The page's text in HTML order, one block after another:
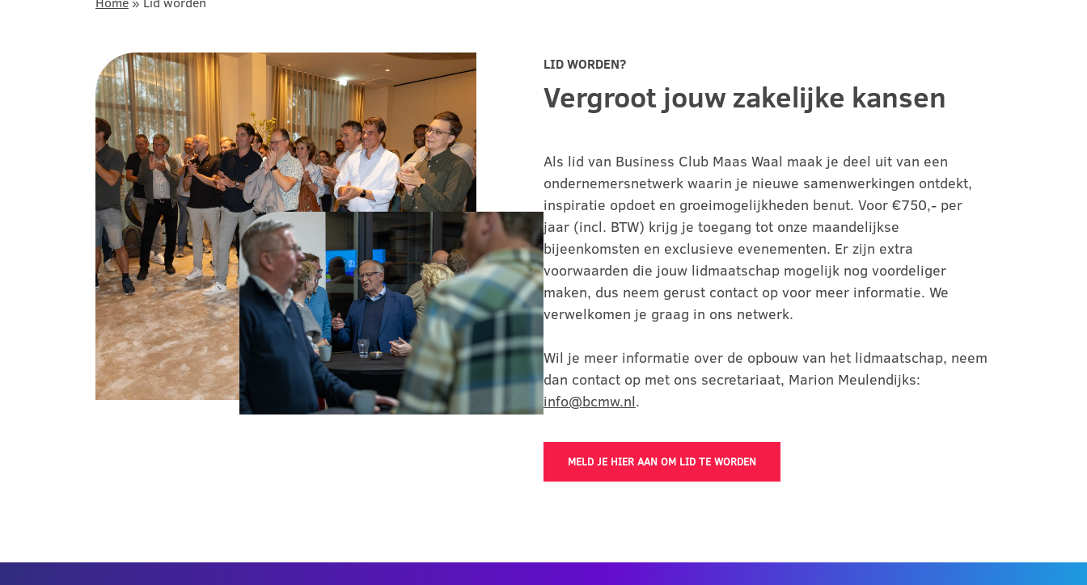
LID WORDEN?
Vergroot jouw zakelijke kansen
Als lid van Business Club Maas Waal maak je deel uit van een
ondernemersnetwerk waarin je nieuwe samenwerkingen ontdekt,
inspiratie opdoet en groeimogelijkheden benut. Voor €750,- per
jaar (incl. BTW) krijg je toegang tot onze maandelijkse
bijeenkomsten en exclusieve evenementen. Er zijn extra
voorwaarden die jouw lidmaatschap mogelijk nog voordeliger
maken, dus neem gerust contact op voor meer informatie. We
verwelkomen je graag in ons netwerk.
Wil je meer informatie over de opbouw van het lidmaatschap, neem
dan contact op met ons secretariaat, Marion Meulendijks:
info@bcmw.nl.
MELD JE HIER AAN OM LID TE WORDEN